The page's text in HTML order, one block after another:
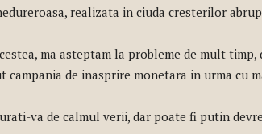
realizata in ciuda cresterilor
ma asteptam la probleme de mult timp,
campania de inasprire monetara in urma cu
va de calmul verii, dar poate fi putin